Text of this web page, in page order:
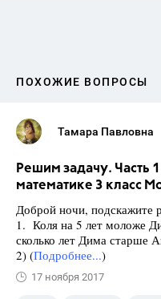
ПОХОЖИЕ ВОПРОСЫ
Тамара Павловна
Решим задачу. Часть
математике 3 класс
Доброй ночи, подскажите
1. Коля на 5 лет моложе
сколько лет Дима старше
2) (Подробнее...)
17 ноября 2017